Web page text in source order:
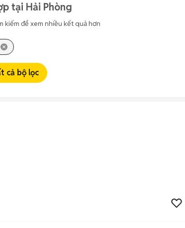
tại Hải Phòng
kiếm để xem nhiều kết quả hơn
cả bộ lọc